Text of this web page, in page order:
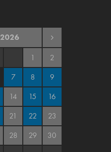
2026
1
2
7 8
9
14 15
16
21 22
23
28 29
30